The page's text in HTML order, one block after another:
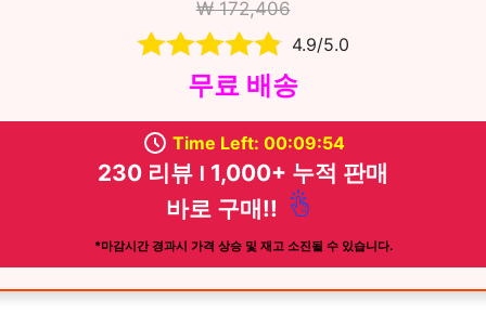
₩ 172,406
4.9/5.0
무료 배송
Time Left: 00:09:53
230 리뷰 ౹ 1,000+ 누적 판매
바로 구매!!
*마감시간 경과시 가격 상승 및 재고 소진될 수 있습니다.